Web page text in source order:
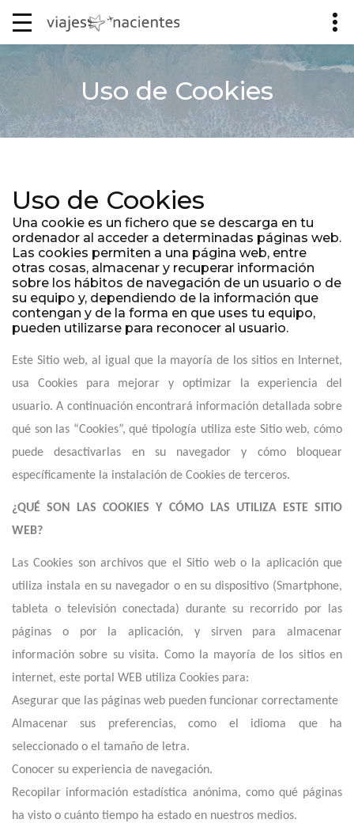
Uso de Cookies
Uso de Cookies
Una cookie es un fichero que se descarga en tu
ordenador al acceder a determinadas páginas web.
Las cookies permiten a una página web, entre
otras cosas, almacenar y recuperar información
sobre los hábitos de navegación de un usuario o de
su equipo y, dependiendo de la información que
contengan y de la forma en que uses tu equipo,
pueden utilizarse para reconocer al usuario.
Este Sitio web, al igual que la mayoría de los sitios en Internet,
usa Cookies para mejorar y optimizar la experiencia del
usuario. A continuación encontrará información detallada sobre
qué son las “Cookies”, qué tipología utiliza este Sitio web, cómo
puede desactivarlas en su navegador y cómo bloquear
específicamente la instalación de Cookies de terceros.
¿QUÉ SON LAS COOKIES Y CÓMO LAS UTILIZA ESTE SITIO
WEB?
Las Cookies son archivos que el Sitio web o la aplicación que
utiliza instala en su navegador o en su dispositivo (Smartphone,
tableta o televisión conectada) durante su recorrido por las
páginas o por la aplicación, y sirven para almacenar
información sobre su visita. Como la mayoría de los sitios en
internet, este portal WEB utiliza Cookies para:
Asegurar que las páginas web pueden funcionar correctamente
Almacenar sus preferencias, como el idioma que ha
seleccionado o el tamaño de letra.
Conocer su experiencia de navegación.
Recopilar información estadística anónima, como qué páginas
ha visto o cuánto tiempo ha estado en nuestros medios.